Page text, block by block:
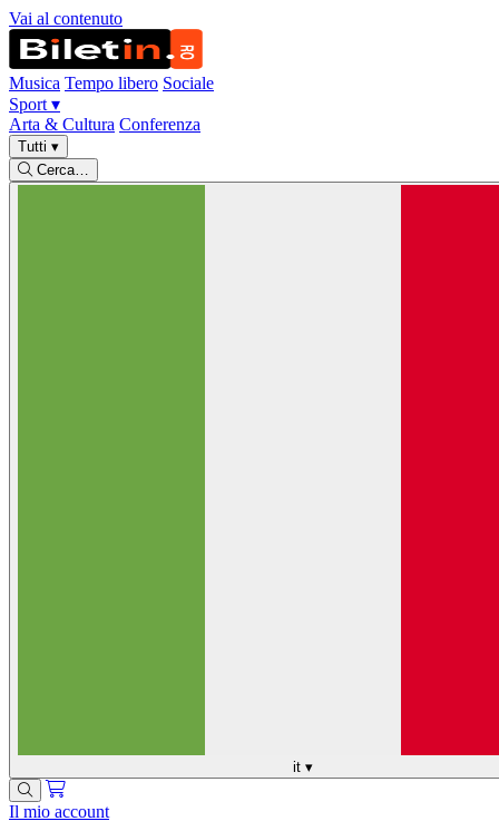
Vai al contenuto
Musica Tempo libero Sociale
Sport ▾
Arta & Cultura Conferenza
Tutti ▾
Cerca…
it ▾
Il mio account